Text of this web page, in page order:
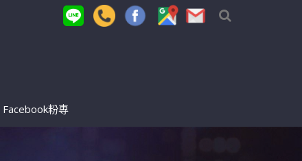
Facebook粉專